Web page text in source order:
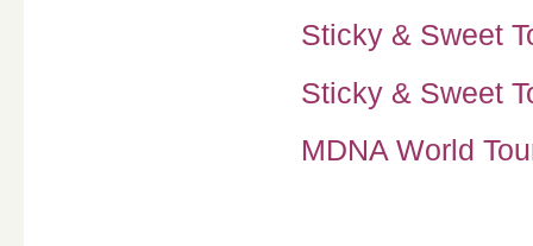
Sticky & Sweet
Sticky & Sweet
MDNA World